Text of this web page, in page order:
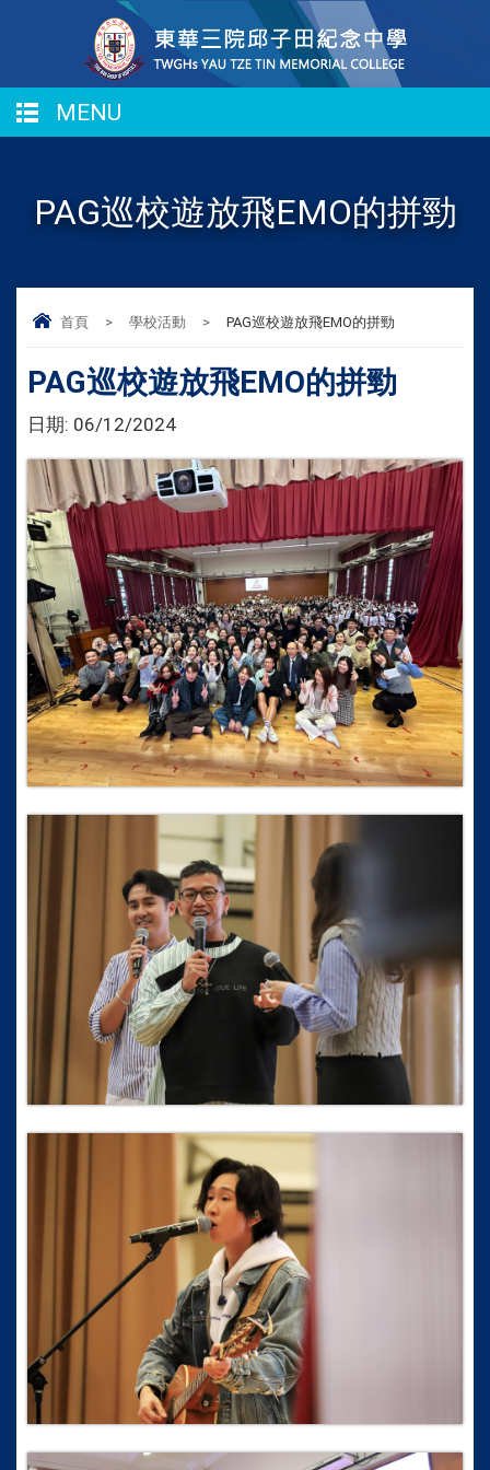
MENU
PAG巡校遊放飛EMO的拼勁
首頁 > 學校活動 > PAG巡校遊放飛EMO的拼勁
PAG巡校遊放飛EMO的拼勁
日期: 06/12/2024